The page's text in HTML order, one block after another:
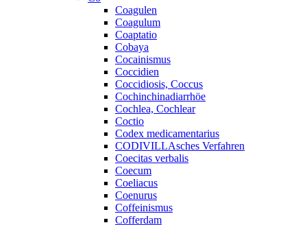
Coagulen
Coagulum
Coaptatio
Cobaya
Cocainismus
Coccidien
Coccidiosis, Coccus
Cochinchinadiarrhöe
Cochlea, Cochlear
Coctio
Codex medicamentarius
CODIVILLAsches Verfahren
Coecitas verbalis
Coecum
Coeliacus
Coenurus
Coffeinismus
Cofferdam